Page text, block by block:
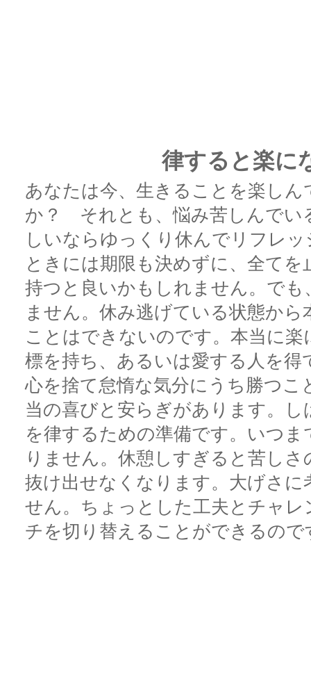
律すると楽に
あなたは今、生きることを楽し
か？ それとも、悩み苦しんで
しいならゆっくり休んでリフレ
ときには期限も決めずに、全て
持つと良いかもしれません。で
ません。休み逃げている状態から
ことはできないのです。本当に
標を持ち、あるいは愛する人を得
心を捨て怠惰な気分にうち勝つこ
当の喜びと安らぎがあります。し
を律するための準備です。いつ
りません。休憩しすぎると苦し
抜け出せなくなります。大げさに
せん。ちょっとした工夫とチャ
チを切り替えることができるので